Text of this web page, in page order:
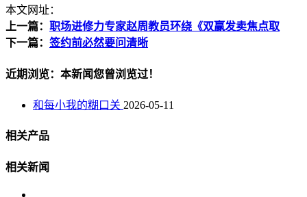
本文网址：
上一篇： 职场进修力专家赵周教员环绕《双赢发卖焦点取
下一篇： 签约前必然要问清晰
近期浏览：本新闻您曾浏览过！
和每小我的糊口关 2026-05-11
相关产品
相关新闻